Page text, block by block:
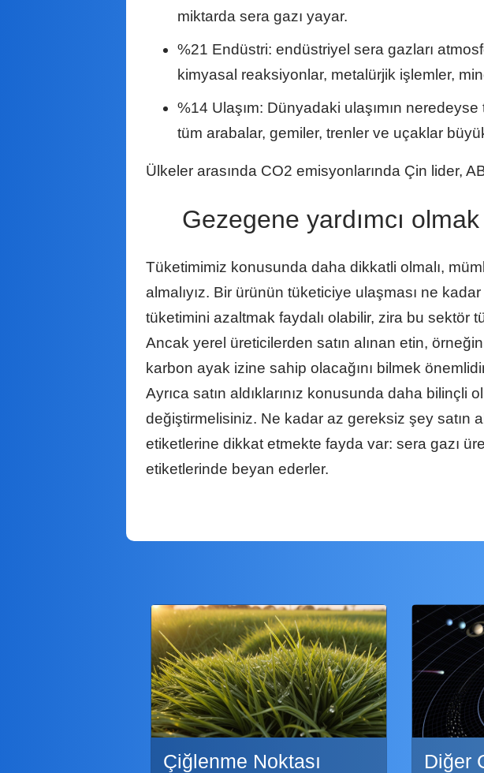
miktarda sera gazı yayar.
%21 Endüstri: endüstriyel sera gazları
kimyasal reaksiyonlar, metalürjik işlemler,
%14 Ulaşım: Dünyadaki ulaşımın
tüm arabalar, gemiler, trenler ve uçaklar
Ülkeler arasında CO2 emisyonlarında Çin lider,
Gezegene yardımcı
Tüketimimiz konusunda daha dikkatli olmalı,
almalıyız. Bir ürünün tüketiciye ulaşması ne
tüketimini azaltmak faydalı olabilir, zira bu sektör
Ancak yerel üreticilerden satın alınan etin,
karbon ayak izine sahip olacağını bilmek
Ayrıca satın aldıklarınız konusunda daha bilinçli
değiştirmelisiniz. Ne kadar az gereksiz şey satın
etiketlerine dikkat etmekte fayda var: sera gazı
etiketlerinde beyan ederler.
Çiğlenme Noktası Diğer